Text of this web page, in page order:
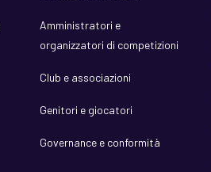
Amministratori e
organizzatori di competizioni
Club e associazioni
Genitori e giocatori
Governance e conformità